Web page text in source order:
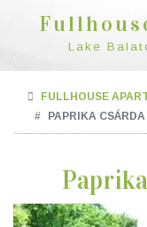
Lake
FULLHOUSE
PAPRIKA CSÁRDA